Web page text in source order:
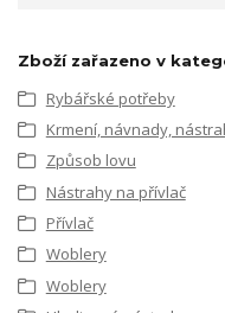
Zboží zařazeno v
Rybářské potřeby
Krmení, návnady,
Způsob lovu
Nástrahy na přívlač
Přívlač
Woblery
Woblery